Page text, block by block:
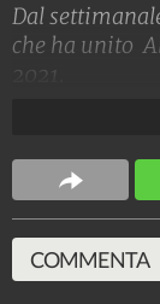
Dal
che ha unito
2021.
COMMENTA